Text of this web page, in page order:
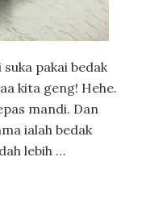
pakai bedak
kita geng! Hehe.
mandi. Dan
ialah bedak
lebih …